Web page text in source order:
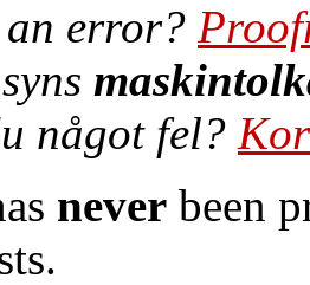
an error?
något fel?
never been